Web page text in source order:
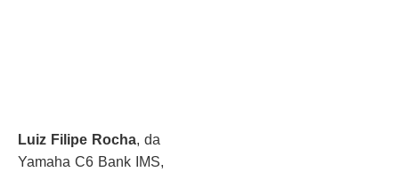
Luiz Filipe Rocha, da
Yamaha C6 Bank IMS,